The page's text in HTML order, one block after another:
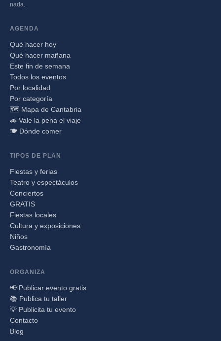
nada.
AGENDA
Qué hacer hoy
Qué hacer mañana
Este fin de semana
Todos los eventos
Por localidad
Por categoría
🗺️ Mapa de Cantabria
🚗 Vale la pena el viaje
🍽️ Dónde comer
TIPOS DE PLAN
Fiestas y ferias
Teatro y espectáculos
Conciertos
GRATIS
Fiestas locales
Cultura y exposiciones
Niños
Gastronomía
ORGANIZA
📢 Publicar evento gratis
📚 Publica tu taller
💡 Publicita tu evento
Contacto
Blog